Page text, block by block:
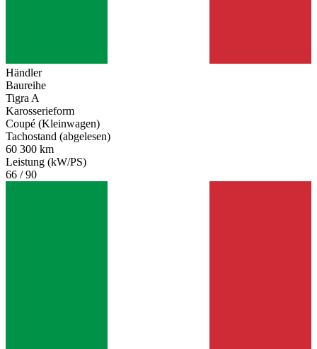
Händler
Baureihe
Tigra A
Karosserieform
Coupé (Kleinwagen)
Tachostand (abgelesen)
60 300 km
Leistung (kW/PS)
66 / 90